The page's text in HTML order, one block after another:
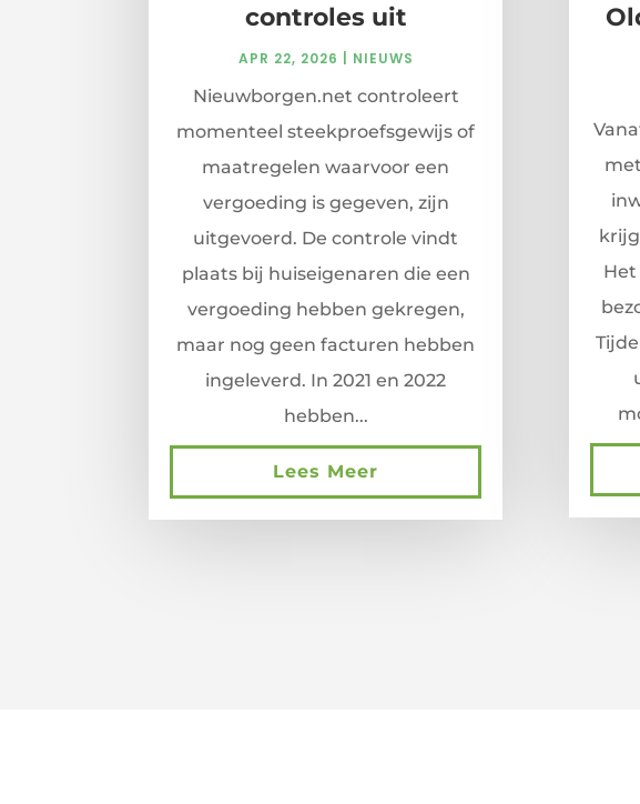
controles uit
APR 22, 2026 NIEUWS
Nieuwborgen.net controleert
momenteel steekproefsgewijs of
maatregelen waarvoor een
vergoeding is gegeven, zijn
uitgevoerd. De controle vindt
plaats bij huiseigenaren die een
vergoeding hebben gekregen,
maar nog geen facturen hebben
ingeleverd. In 2021 en 2022
hebben...
Lees Meer